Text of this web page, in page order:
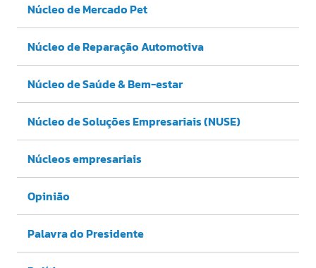
Núcleo de Mercado Pet
Núcleo de Reparação Automotiva
Núcleo de Saúde & Bem-estar
Núcleo de Soluções Empresariais (NUSE)
Núcleos empresariais
Opinião
Palavra do Presidente